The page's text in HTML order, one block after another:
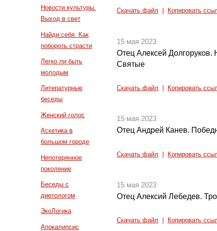
Новости культуры.
Выход в свет
Найди себя. Как
побороть страсти
Легко ли быть
молодым
Литературные
беседы
Женский голос
Аскетика в
большом городе
Непотерянное
поколение
Беседы с
диетологом
ЭкоЛогика
Апокалипсис
Скачать файл Копировать
15 мая 2023
Отец Алексей
Святые
Скачать файл Копировать
15 мая 2023
Отец Андрей Канев.
Скачать файл Копировать
15 мая 2023
Отец Алексий Лебедев.
Скачать файл Копировать